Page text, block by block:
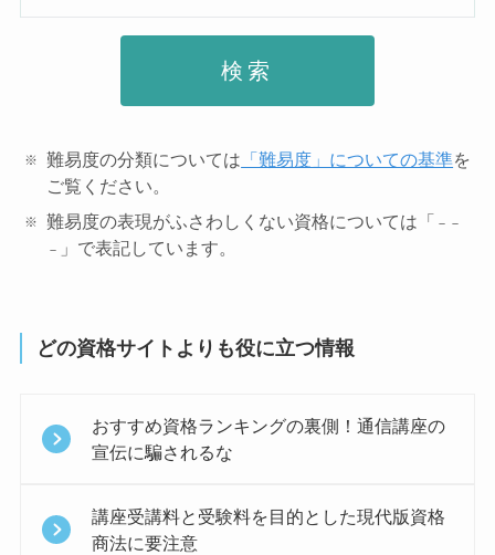
検索
難易度の分類については 「難易度」についての基準を
ご覧ください。
難易度の表現がふさわしくない資格については「 －－
－
」で表記しています。
どの資格サイトよりも役に立つ情報
おすすめ資格ランキングの裏側！通信講座の
宣伝に騙されるな
講座受講料と受験料を目的とした現代版資格
商法に要注意